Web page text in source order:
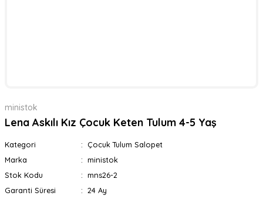
ministok
Lena Askılı Kız Çocuk Keten Tulum 4-5 Yaş
Kategori
Çocuk Tulum Salopet
Marka
ministok
Stok Kodu
mns26-2
Garanti Süresi
24 Ay